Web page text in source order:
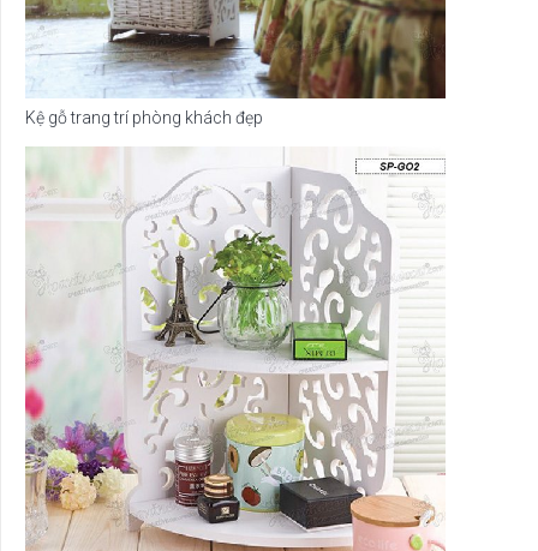
Kệ gỗ trang trí phòng khách đẹp